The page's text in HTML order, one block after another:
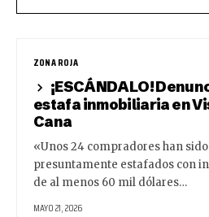
ZONA ROJA
¡ESCÁNDALO!
estafa inmobiliaria en
Cana
«Unos 24 compradores han sido
presuntamente estafados con
de al menos 60 mil dólares…
MAYO 21, 2026